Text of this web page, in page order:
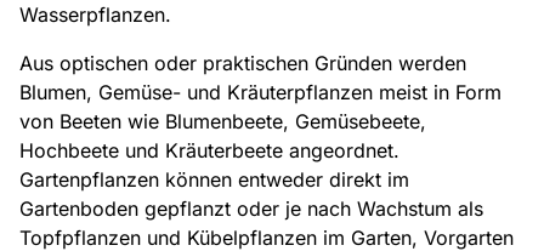
Wasserpflanzen.
Aus optischen oder praktischen Gründen werden
Blumen, Gemüse- und Kräuterpflanzen meist in Form
von Beeten wie Blumenbeete, Gemüsebeete,
Hochbeete und Kräuterbeete angeordnet.
Gartenpflanzen können entweder direkt im
Gartenboden gepflanzt oder je nach Wachstum als
Topfpflanzen und Kübelpflanzen im Garten, Vorgarten